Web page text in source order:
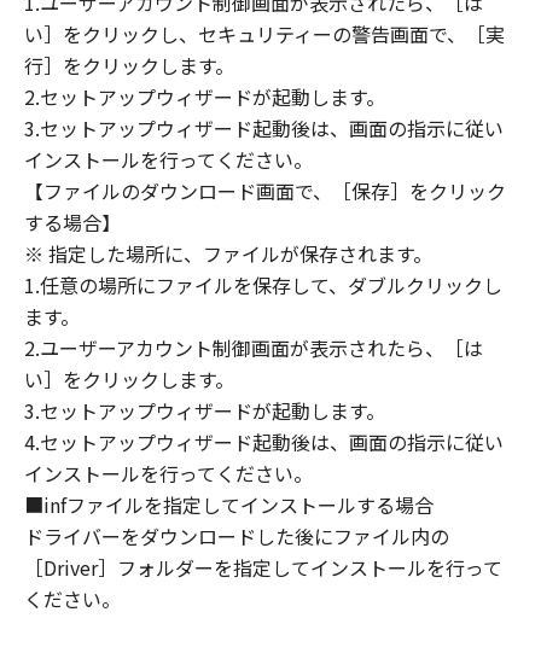
びその複製物のすべてを廃棄または消去するも
のとします。
(5) 上記にかかわらず、本契約書第2条、第4条
から第7条まで、第8条第4項および第10条の規
定は、本契約書の終了後も効力を有します。
９．U.S. GOVERNMENT RESTRICTED RIGHTS
NOTICE
“米国政府エンドユーザー”とは、米国政府の機
関また団体を意味します。もしお客様が米国政
府エンドユーザーである場合、以下の規定が適
用されます：The SOFTWARE is a "commercial
item," as that term is defined at 48 C.F.R.
2.101 (Oct 1995), consisting of "commercial
computer software" and "commercial
computer software documentation," as such
terms are used in 48 C.F.R. 12.212 (Sept 1995).
Consistent with 48 C.F.R. 12.212 and 48 C.F.R.
227.7202-1 through 227.7202-4 (June 1995),
all U.S. Government End Users shall acquire
the SOFTWARE with only those rights set
forth herein. The manufacturer is Canon
い］をクリックし、セキュリティーの警告画面で、［実
行］をクリックします。
2.セットアップウィザードが起動します。
3.セットアップウィザード起動後は、画面の指示に従い
インストールを行ってください。
【ファイルのダウンロード画面で、［保存］をクリック
する場合】
※ 指定した場所に、ファイルが保存されます。
1.任意の場所にファイルを保存して、ダブルクリックし
ます。
2.ユーザーアカウント制御画面が表示されたら、［は
い］をクリックします。
3.セットアップウィザードが起動します。
4.セットアップウィザード起動後は、画面の指示に従い
インストールを行ってください。
■infファイルを指定してインストールする場合
ドライバーをダウンロードした後にファイル内の
［Driver］フォルダーを指定してインストールを行って
ください。